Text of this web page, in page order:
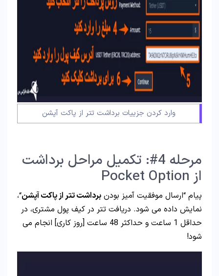
وارد کردن جزییات برداشت تتر از پاکت آپشن
مرحله 4#: تکمیل مراحل برداشت
از Pocket Option
پیام “ارسال موفقیت آمیز بودن برداشت تتر از پاکت آپشن“،
نمایش داده می شود. دریافت تتر در کیف پول مشتری، در
حداقل 1 ساعت و حداکثر 48 ساعت [روز کاری] انجام می
شود!